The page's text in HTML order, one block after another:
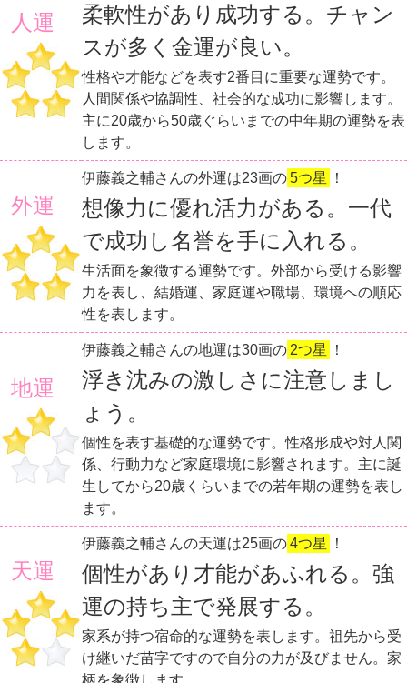
人運
柔軟性があり成功する。チャン
スが多く金運が良い。
性格や才能などを表す2番目に重要な運勢です。
人間関係や協調性、社会的な成功に影響します。
主に20歳から50歳ぐらいまでの中年期の運勢を表
します。
外運
伊藤義之輔さんの外運は23画の5つ星 ！
想像力に優れ活力がある。一代
で成功し名誉を手に入れる。
生活面を象徴する運勢です。外部から受ける影響
力を表し、結婚運、家庭運や職場、環境への順応
性を表します。
地運
伊藤義之輔さんの地運は30画の 2つ星 ！
浮き沈みの激しさに注意しまし
ょう。
個性を表す基礎的な運勢です。性格形成や対人関
係、行動力など家庭環境に影響されます。主に誕
生してから20歳くらいまでの若年期の運勢を表し
ます。
天運
伊藤義之輔さんの天運は25画の4つ星 ！
個性があり才能があふれる。強
運の持ち主で発展する。
家系が持つ宿命的な運勢を表します。祖先から受
け継いだ苗字ですので自分の力が及びません。家
柄を象徴します。